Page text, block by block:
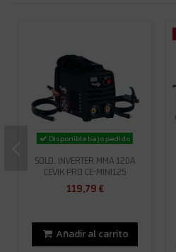
Disponible bajo pedido
SOLD. INVERTER MMA 120A
CEVIK PRO CE-MINI125
119,79 €
Añadir al carrito